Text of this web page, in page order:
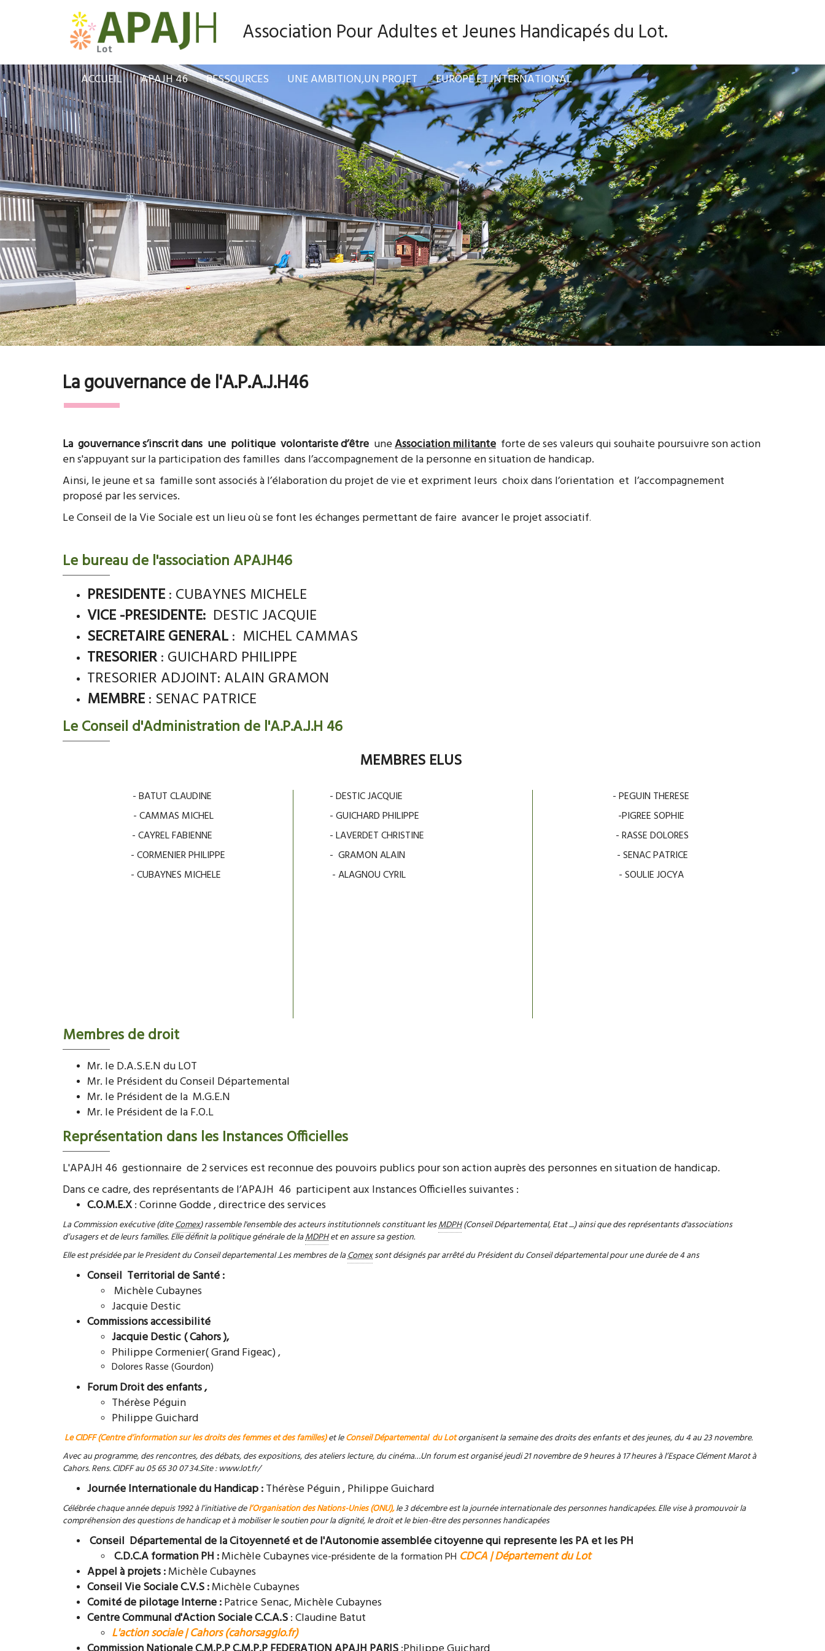
Association Pour Adultes et Jeunes Handicapés du Lot.
ACCUEIL APAJH 46 RESSOURCES UNE AMBITION,UN PROJET EUROPE ET INTERNATIONAL
La gouvernance de l'A.P.A.J.H46
La gouvernance s’inscrit dans une politique volontariste d’être uneAssociation militante forte de ses valeurs qui souhaite poursuivre son action
en s'appuyant sur la participation des familles dans l’accompagnement de la personne en situation de handicap.
Ainsi, le jeune et sa famille sont associés à l’élaboration du projet de vie et expriment leurs choix dans l’orientation et l’accompagnement
proposé par les services.
Le Conseil de la Vie Sociale est un lieu où se font les échanges permettant de faire avancer le projet associatif.
Le bureau de l'association APAJH46
PRESIDENTE: CUBAYNES MICHELE
VICE -PRESIDENTE: DESTIC JACQUIE
SECRETAIRE GENERAL: MICHEL CAMMAS
TRESORIER: GUICHARD PHILIPPE
TRESORIER ADJOINT: ALAIN GRAMON
MEMBRE: SENAC PATRICE
Le Conseil d'Administration de l'A.P.A.J.H 46
MEMBRES ELUS
- BATUT CLAUDINE
- CAMMAS MICHEL
- CAYREL FABIENNE
- CORMENIER PHILIPPE
- CUBAYNES MICHELE
- DESTIC JACQUIE
- GUICHARD PHILIPPE
- LAVERDET CHRISTINE
- GRAMON ALAIN
- ALAGNOU CYRIL
- PEGUIN THERESE
-PIGREE SOPHIE
- RASSE DOLORES
- SENAC PATRICE
- SOULIE JOCYA
Membres de droit
Mr. le D.A.S.E.N du LOT
Mr. le Président du Conseil Départemental
Mr. le Président de la M.G.E.N
Mr. le Président de la F.O.L
Représentation dans les Instances Officielles
L'APAJH 46 gestionnaire de 2 services est reconnue des pouvoirs publics pour son action auprès des personnes en situation de handicap.
Dans ce cadre, des représentants de l’APAJH 46 participent aux Instances Officielles suivantes :
C.O.M.E.X: Corinne Godde , directrice des services
La Commission exécutive (diteComex) rassemble l'ensemble des acteurs institutionnels constituant lesMDPH(Conseil Départemental, Etat ....) ainsi que des représentants d'associations
d’usagers et de leurs familles. Elle définit la politique générale de laMDPHet en assure sa gestion.
Elle est présidée par le President du Conseil departemental .Les membres de laComexsont désignés par arrêté du Président du Conseil départemental pour une durée de 4 ans
Conseil Territorial de Santé :
Michèle Cubaynes
Jacquie Destic
Commissions accessibilité
Jacquie Destic ( Cahors ),
Philippe Cormenier( Grand Figeac) ,
Dolores Rasse (Gourdon)
Forum Droit des enfants ,
Thérèse Péguin
Philippe Guichard
Le CIDFF (Centre d’information sur les droits des femmes et des familles)et leConseil Départemental du Lotorganisent la semaine des droits des enfants et des jeunes, du 4 au 23 novembre.
Avec au programme, des rencontres, des débats, des expositions, des ateliers lecture, du cinéma…Un forum est organisé jeudi 21 novembre de 9 heures à 17 heures à l’Espace Clément Marot à
Cahors. Rens. CIDFF au 05 65 30 07 34.Site : www.lot.fr/
Journée Internationale du Handicap :Thérèse Péguin , Philippe Guichard
Célébrée chaque année depuis 1992 à l’initiative del’Organisation des Nations-Unies (ONU),le 3 décembre est la journée internationale des personnes handicapées. Elle vise à promouvoir la
compréhension des questions de handicap et à mobiliser le soutien pour la dignité, le droit et le bien-être des personnes handicapées
Conseil Départemental de la Citoyenneté et de l'Autonomie assemblée citoyenne qui represente les PA et les PH
C.D.C.A formation PH :Michèle Cubaynesvice-présidente de la formation PH CDCA | Département du Lot
Appel à projets :Michèle Cubaynes
Conseil Vie Sociale C.V.S :Michèle Cubaynes
Comité de pilotage Interne :Patrice Senac, Michèle Cubaynes
CentreCommunal d'Action Sociale C.C.A.S: Claudine Batut
L'action sociale | Cahors (cahorsagglo.fr)